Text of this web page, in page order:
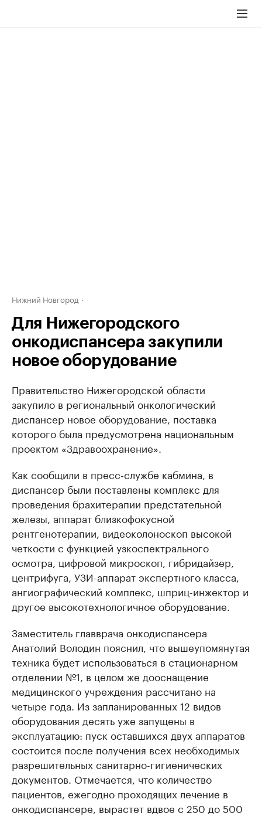
Нижний Новгород
Для Нижегородского
онкодиспансера закупили
новое оборудование
Правительство Нижегородской области
закупило в региональный онкологический
диспансер новое оборудование, поставка
которого была предусмотрена национальным
проектом «Здравоохранение».
Как сообщили в пресс-службе кабмина, в
диспансер были поставлены комплекс для
проведения брахитерапии предстательной
железы, аппарат близкофокусной
рентгенотерапии, видеоколоноскоп высокой
четкости с функцией узкоспектрального
осмотра, цифровой микроскоп, гибридайзер,
центрифуга, УЗИ-аппарат экспертного класса,
ангиографический комплекс, шприц-инжектор и
другое высокотехнологичное оборудование.
Заместитель главврача онкодиспансера
Анатолий Володин пояснил, что вышеупомянутая
техника будет использоваться в стационарном
отделении №1, в целом же дооснащение
медицинского учреждения рассчитано на
четыре года. Из запланированных 12 видов
оборудования десять уже запущены в
эксплуатацию: пуск оставшихся двух аппаратов
состоится после получения всех необходимых
разрешительных санитарно-гигиенических
документов. Отмечается, что количество
пациентов, ежегодно проходящих лечение в
онкодиспансере, вырастет вдвое с 250 до 500